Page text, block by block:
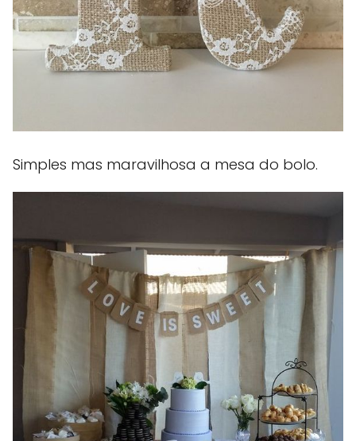
Simples mas maravilhosa a mesa do bolo.